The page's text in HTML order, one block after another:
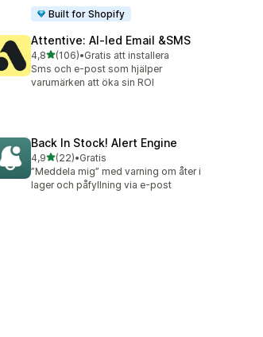
Built for Shopify
Attentive: AI‑led Email &SMS
4,8av 5 stjärnor
(106)
106 recensioner totalt
•Gratis att installera
Sms och e-post som hjälper
varumärken att öka sin ROI
Back In Stock! Alert Engine
4,9av 5 stjärnor
(22)
22 recensioner totalt
•Gratis
”Meddela mig” med varning om åter i
lager och påfyllning via e-post